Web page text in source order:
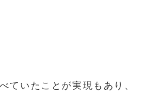
ていたことが実現もあり、